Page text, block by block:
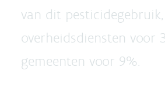
van dit
overheidsdiensten voor
gemeenten voor 9%.